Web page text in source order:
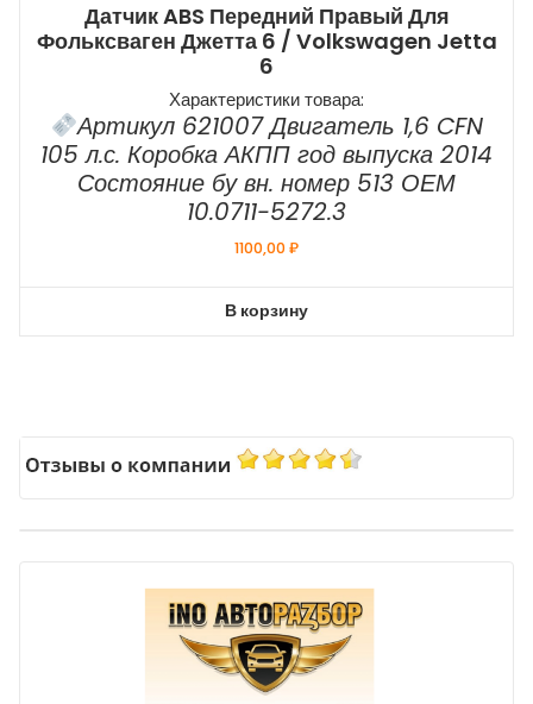
Датчик ABS Передний Правый Для
Фольксваген Джетта 6 / Volkswagen Jetta
6
Характеристики товара:
Артикул 621007 Двигатель 1,6 CFN
105 л.с. Коробка АКПП год выпуска 2014
Состояние бу вн. номер 513 ОЕМ
10.0711-5272.3
1100,00₽
В корзину